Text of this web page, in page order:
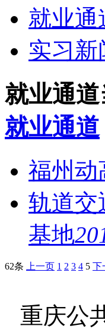
就业通
实习新
就业通道
就业通道
福州动
轨道交
基地
62条 上一页 1 2 3 4 5 下
重庆公